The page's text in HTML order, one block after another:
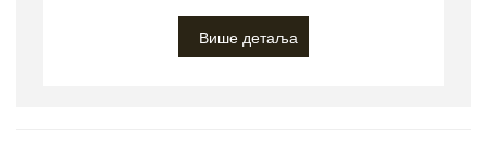
Више детаља